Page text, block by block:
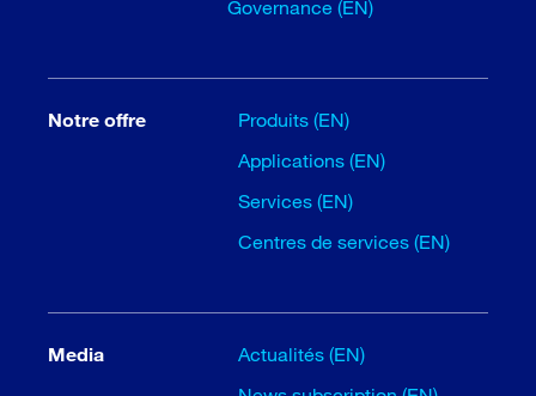
Governance (EN)
Notre offre
Produits (EN)
Applications (EN)
Services (EN)
Centres de services (EN)
Media
Actualités (EN)